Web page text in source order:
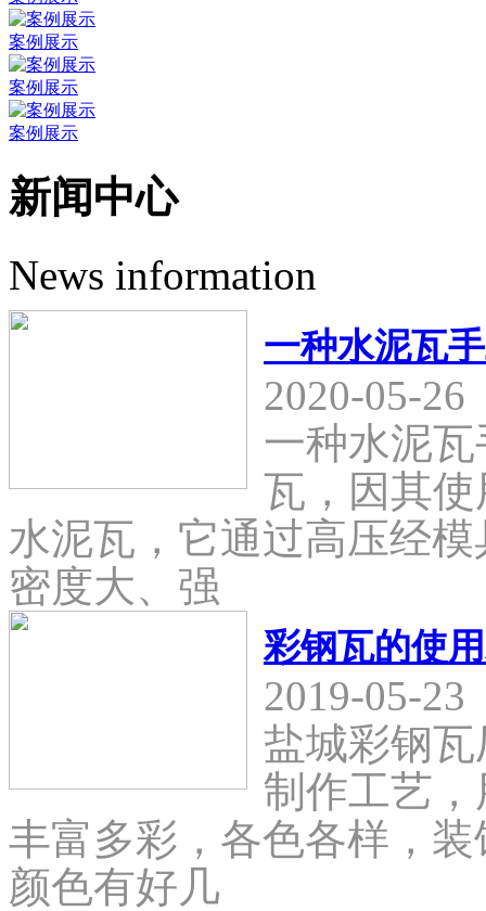
案例展示
案例展示
案例展示
新闻中心
News information
一种水泥瓦
2020-05-26
一种水泥
瓦，因其
水泥瓦，它通过高压经
密度大、强
彩钢瓦的使
2019-05-23
盐城彩钢
制作工艺
丰富多彩，各色各样，
颜色有好几